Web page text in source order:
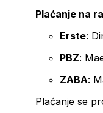
Plaćanje na
Erste:
PBZ:
ZABA:
Plaćanje se